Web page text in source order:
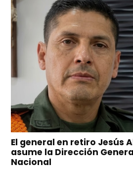
El general en retiro Jesús
asume la Dirección
Nacional